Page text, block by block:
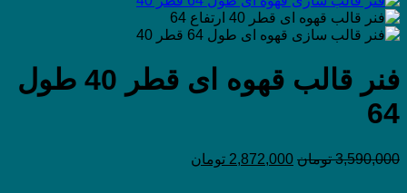
فنر قالب قهوه ای قطر 40 طول
64
3,590,000 تومان 2,872,000 تومان